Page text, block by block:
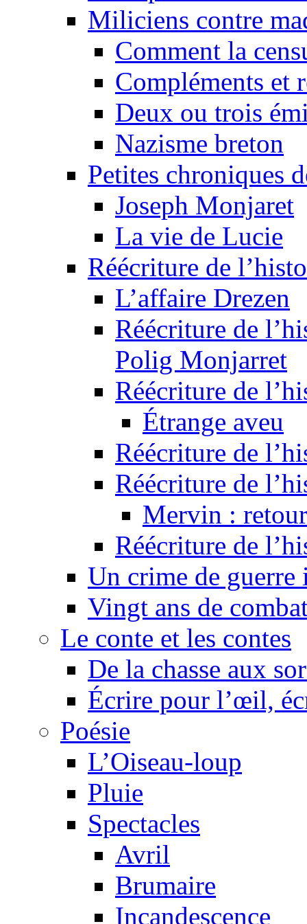
Miliciens contre
Comment la
Compléments et
Deux ou trois
Nazisme breton
Petites chroniques
Joseph Monjaret
La vie de Lucie
Réécriture de
L’affaire Drezen
Réécriture de
Polig Monjarret
Réécriture de
Étrange aveu
Réécriture de
Réécriture de
Mervin :
Réécriture de
Un crime de guerre
Vingt ans de
Le conte et les contes
De la chasse aux
Écrire pour l’œil,
Poésie
L’Oiseau-loup
Pluie
Spectacles
Avril
Brumaire
Incandescence